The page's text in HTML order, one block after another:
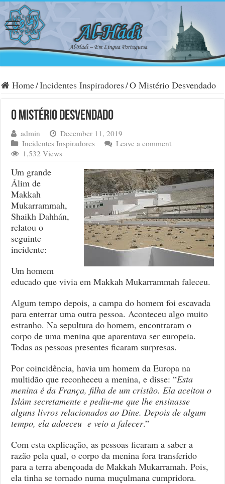
Home/Incidentes Inspiradores/O Mistério Desvendado
O Mistério Desvendado
admin
December 11, 2019
Incidentes Inspiradores
Leave a comment
1,532 Views
Um grande
Álim de
Makkah
Mukarrammah,
Shaikh Dahhán,
relatou o
seguinte
incidente:
Um homem
educado que vivia em Makkah Mukarrammah faleceu.
Algum tempo depois, a campa do homem foi escavada
para enterrar uma outra pessoa. Aconteceu algo muito
estranho. Na sepultura do homem, encontraram o
corpo de uma menina que aparentava ser europeia.
Todas as pessoas presentes ficaram surpresas.
Por coincidência, havia um homem da Europa na
multidão que reconheceu a menina, e disse: “Esta
menina é da França, filha de um cristão. Ela aceitou o
Islám secretamente e pediu-me que lhe ensinasse
alguns livros relacionados ao Díne. Depois de algum
tempo, ela adoeceu e veio a falecer.”
Com esta explicação, as pessoas ficaram a saber a
razão pela qual, o corpo da menina fora transferido
para a terra abençoada de Makkah Mukarramah. Pois,
ela tinha se tornado numa muçulmana cumpridora.